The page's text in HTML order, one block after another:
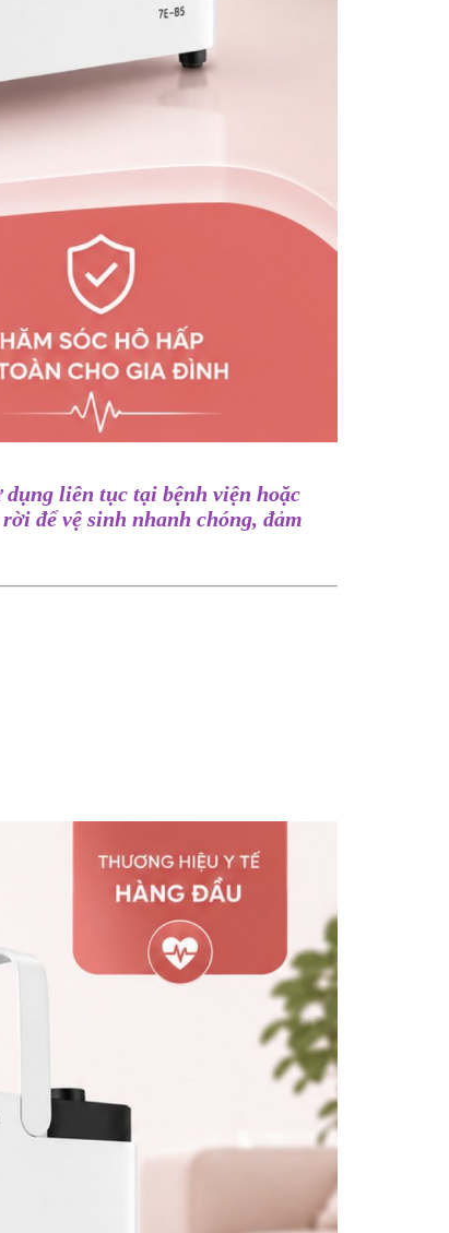
liên tục tại bệnh viện hoặc
để vệ sinh nhanh chóng, đảm